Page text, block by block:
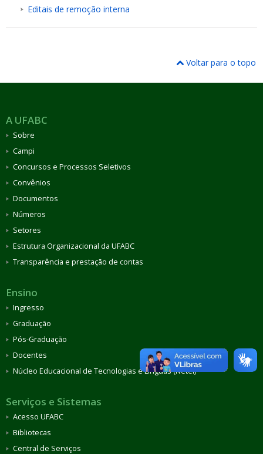
Editais de remoção interna
Voltar para o topo
A UFABC
Sobre
Campi
Concursos e Processos Seletivos
Convênios
Documentos
Números
Setores
Estrutura Organizacional da UFABC
Transparência e prestação de contas
Ensino
Ingresso
Graduação
Pós-Graduação
Docentes
Núcleo Educacional de Tecnologias e Línguas (Netel)
Serviços e Sistemas
Acesso UFABC
Bibliotecas
Central de Serviços